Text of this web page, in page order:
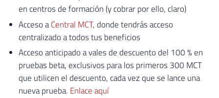
en centros de formación (y cobrar por ello, claro)
Acceso aCentral MCT, donde tendrás acceso
centralizado a todos tus beneficios
Acceso anticipado a vales de descuento del 100 % en
pruebas beta, exclusivos para los primeros 300 MCT
que utilicen el descuento, cada vez que se lance una
nueva prueba. Enlace aquí